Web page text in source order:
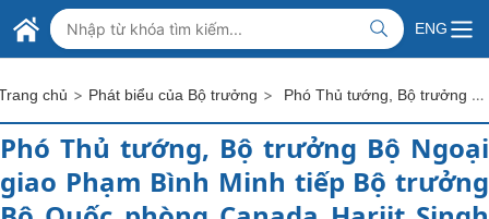
Skip to Main Content
BỘ NGOẠI GIAO VIỆT NAM
MINISTRY OF FOREIGN AFFAIRS
ENG
chủ > Phát biểu của Bộ trưởng > Phó Thủ tướng, Bộ trưởng Bộ Ngoại giao Phạm Bình Minh tiếp Bộ trưởng Bộ Quốc phòng Canada Harjit Singh Sajjan
Phó Thủ tướng, Bộ trưởng Bộ Ngoại
giao Phạm Bình Minh tiếp Bộ trưởng